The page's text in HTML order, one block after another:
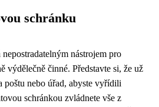
schránku
nástrojem pro
výdělečně činné. Představte si, že už
poštu nebo úřad, abyste vyřídili
schránkou zvládnete vše z